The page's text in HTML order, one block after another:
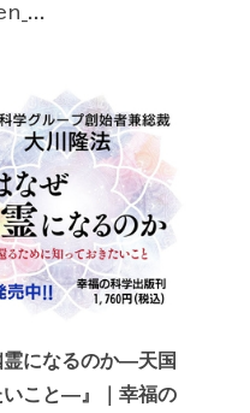
霊になるのか―天国
いこと―』｜幸福の